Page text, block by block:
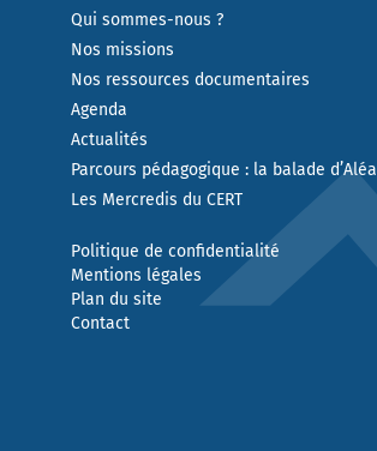
Qui sommes-nous ?
Nos missions
Nos ressources documentaires
Agenda
Actualités
Parcours pédagogique : la balade d’Aléa
Les Mercredis du CERT
Politique de confidentialité
Mentions légales
Plan du site
Contact